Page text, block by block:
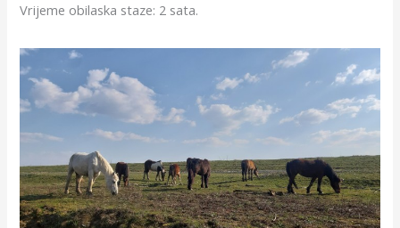
Vrijeme obilaska staze: 2 sata.